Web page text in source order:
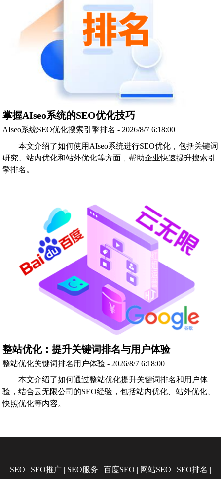
掌握AIseo系统的SEO优化技巧
AIseo系统SEO优化搜索引擎排名 - 2026/8/7 6:18:00
本文介绍了如何使用AIseo系统进行SEO优化，包括关键词
研究、站内优化和站外优化等方面，帮助企业快速提升搜索引
擎排名。
整站优化：提升关键词排名与用户体验
整站优化关键词排名用户体验 - 2026/8/7 6:18:00
本文介绍了如何通过整站优化提升关键词排名和用户体
验，结合云无限公司的SEO经验，包括站内优化、站外优化、
快照优化等内容。
SEO SEO推广 SEO服务 百度SEO 网站SEO SEO排名